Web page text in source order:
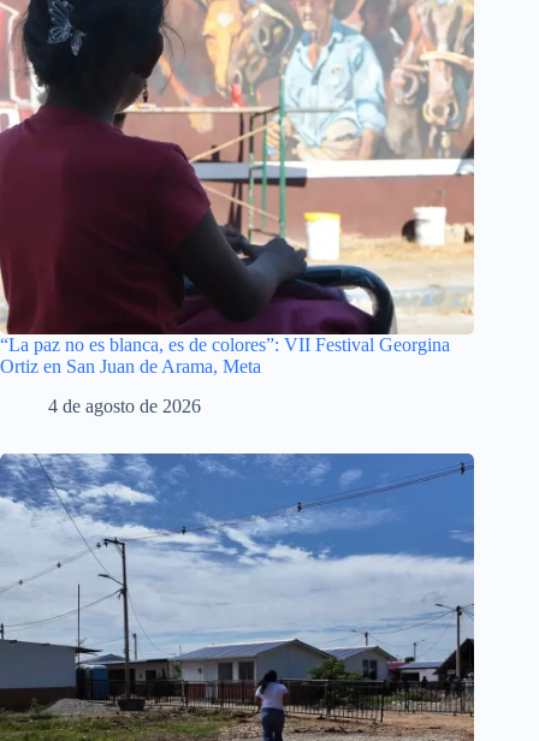
“La paz no es blanca, es de colores”: VII Festival Georgina
Ortiz en San Juan de Arama, Meta
4 de agosto de 2026